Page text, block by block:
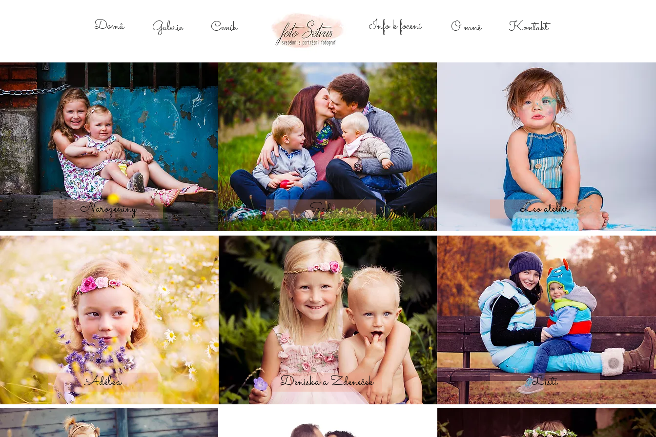
Domů Galerie Ceník Info k focení O mně Kontakt
Narozeniny Sad Leo ateliér
Adélka Deniska a Zdeneček Listí